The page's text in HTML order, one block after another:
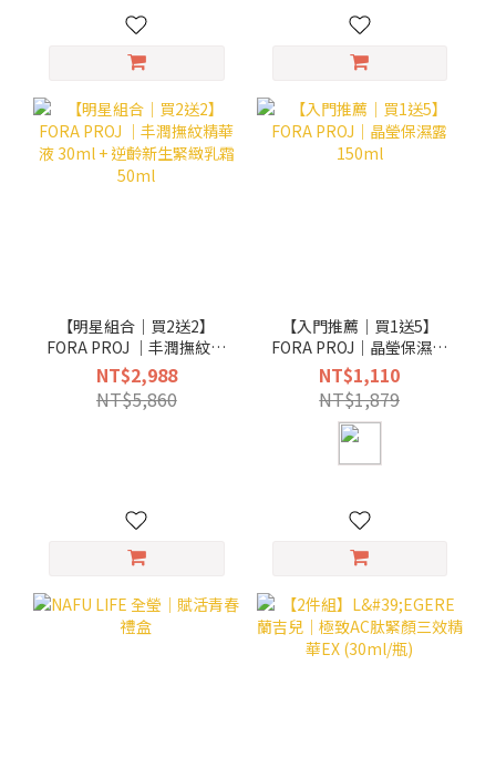
【明星組合｜買2送2】
FORA PROJ ｜丰潤撫紋精
華液 30ml + 逆齡新生緊緻
乳霜 50ml
NT$2,988
NT$5,860
【入門推薦｜買1送5】
FORA PROJ｜晶瑩保濕露
150ml
NT$1,110
NT$1,879